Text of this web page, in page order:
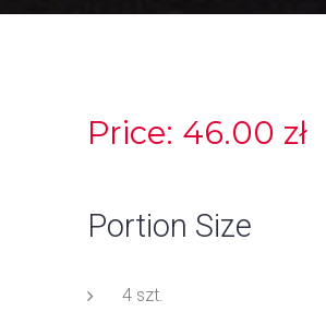
Price: 46.00 zł
Portion Size
4 szt.